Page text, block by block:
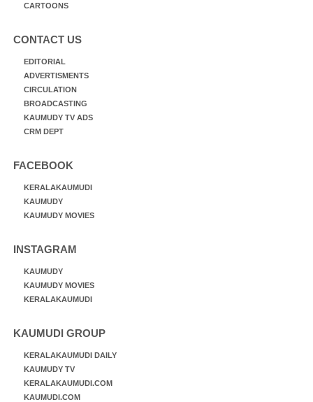
CARTOONS
CONTACT US
EDITORIAL
ADVERTISMENTS
CIRCULATION
BROADCASTING
KAUMUDY TV ADS
CRM DEPT
FACEBOOK
KERALAKAUMUDI
KAUMUDY
KAUMUDY MOVIES
INSTAGRAM
KAUMUDY
KAUMUDY MOVIES
KERALAKAUMUDI
KAUMUDI GROUP
KERALAKAUMUDI DAILY
KAUMUDY TV
KERALAKAUMUDI.COM
KAUMUDI.COM